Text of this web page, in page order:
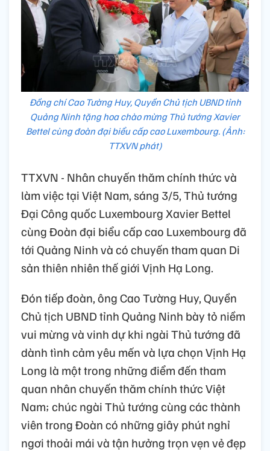
Đồng chí Cao Tường Huy, Quyền Chủ tịch UBND tỉnh
Quảng Ninh tặng hoa chào mừng Thủ tướng Xavier
Bettel cùng đoàn đại biểu cấp cao Luxembourg. (Ảnh:
TTXVN phát)
TTXVN - Nhân chuyến thăm chính thức và
làm việc tại Việt Nam, sáng 3/5, Thủ tướng
Đại Công quốc Luxembourg Xavier Bettel
cùng Đoàn đại biểu cấp cao Luxembourg đã
tới Quảng Ninh và có chuyến tham quan Di
sản thiên nhiên thế giới Vịnh Hạ Long.
Đón tiếp đoàn, ông Cao Tường Huy, Quyền
Chủ tịch UBND tỉnh Quảng Ninh bày tỏ niềm
vui mừng và vinh dự khi ngài Thủ tướng đã
dành tình cảm yêu mến và lựa chọn Vịnh Hạ
Long là một trong những điểm đến tham
quan nhân chuyến thăm chính thức Việt
Nam; chúc ngài Thủ tướng cùng các thành
viên trong Đoàn có những giây phút nghỉ
ngơi thoải mái và tận hưởng trọn vẹn vẻ đẹp